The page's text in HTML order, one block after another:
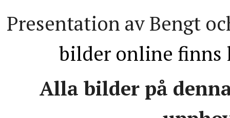
Presentation av Bengt
bilder online finns
Alla bilder på